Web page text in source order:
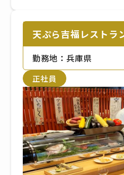
天ぷら吉福レストラ
勤務地：兵庫県
正社員